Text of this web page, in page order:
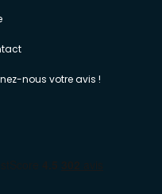
nous votre avis !